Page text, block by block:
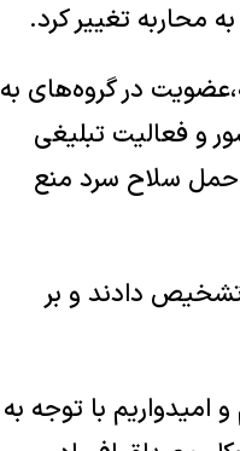
محاربه تغییر کرد.
در گروه‌های به
و فعالیت تبلیغی
حمل سلاح سرد منع
تشخیص دادند و بر
با توجه به